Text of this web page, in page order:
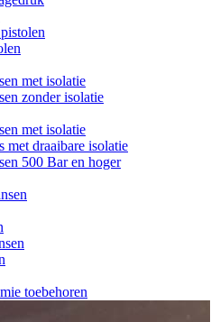
met isolatie
zonder isolatie
met isolatie
met draaibare isolatie
500 Bar en hoger
toebehoren